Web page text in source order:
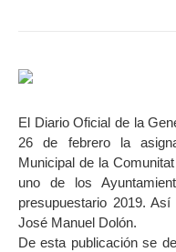
El Diario Oficial de la
26 de febrero la
Municipal de la
uno de los
presupuestario 2019.
José Manuel Dolón.
De esta publicación se